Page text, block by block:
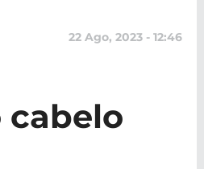
22 Ago, 2023 - 12:46
cabelo